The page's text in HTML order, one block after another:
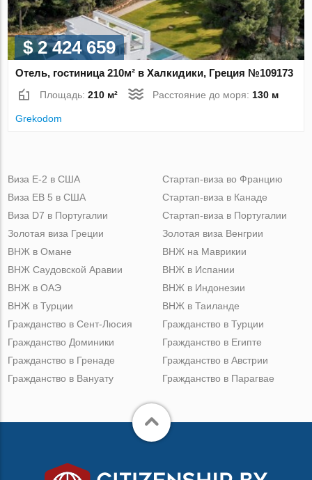
$ 2 424 659
Отель, гостиница 210м² в Халкидики, Греция №109173
Площадь:210 м² Расстояние до моря: 130 м
Grekodom
Виза Е-2 в США
Виза ЕВ 5 в США
Виза D7 в Португалии
Золотая виза Греции
Стартап-виза во Францию
Стартап-виза в Канаде
Стартап-виза в Португалии
Золотая виза Венгрии
ВНЖ в Омане
ВНЖ Саудовской Аравии
ВНЖ в ОАЭ
ВНЖ в Турции
ВНЖ на Маврикии
ВНЖ в Испании
ВНЖ в Индонезии
ВНЖ в Таиланде
Гражданство в Сент-Люсия
Гражданство Доминики
Гражданство в Гренаде
Гражданство в Вануату
Гражданство в Турции
Гражданство в Египте
Гражданство в Австрии
Гражданство в Парагвае